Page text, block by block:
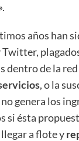
años han
dentro de la
, o la
genera los
si ésta
a flote y